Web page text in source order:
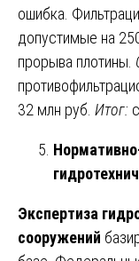
ошибка.
допустимые на
прорыва плотины.
32 млн руб. Итог:
Экспертиза
сооружений